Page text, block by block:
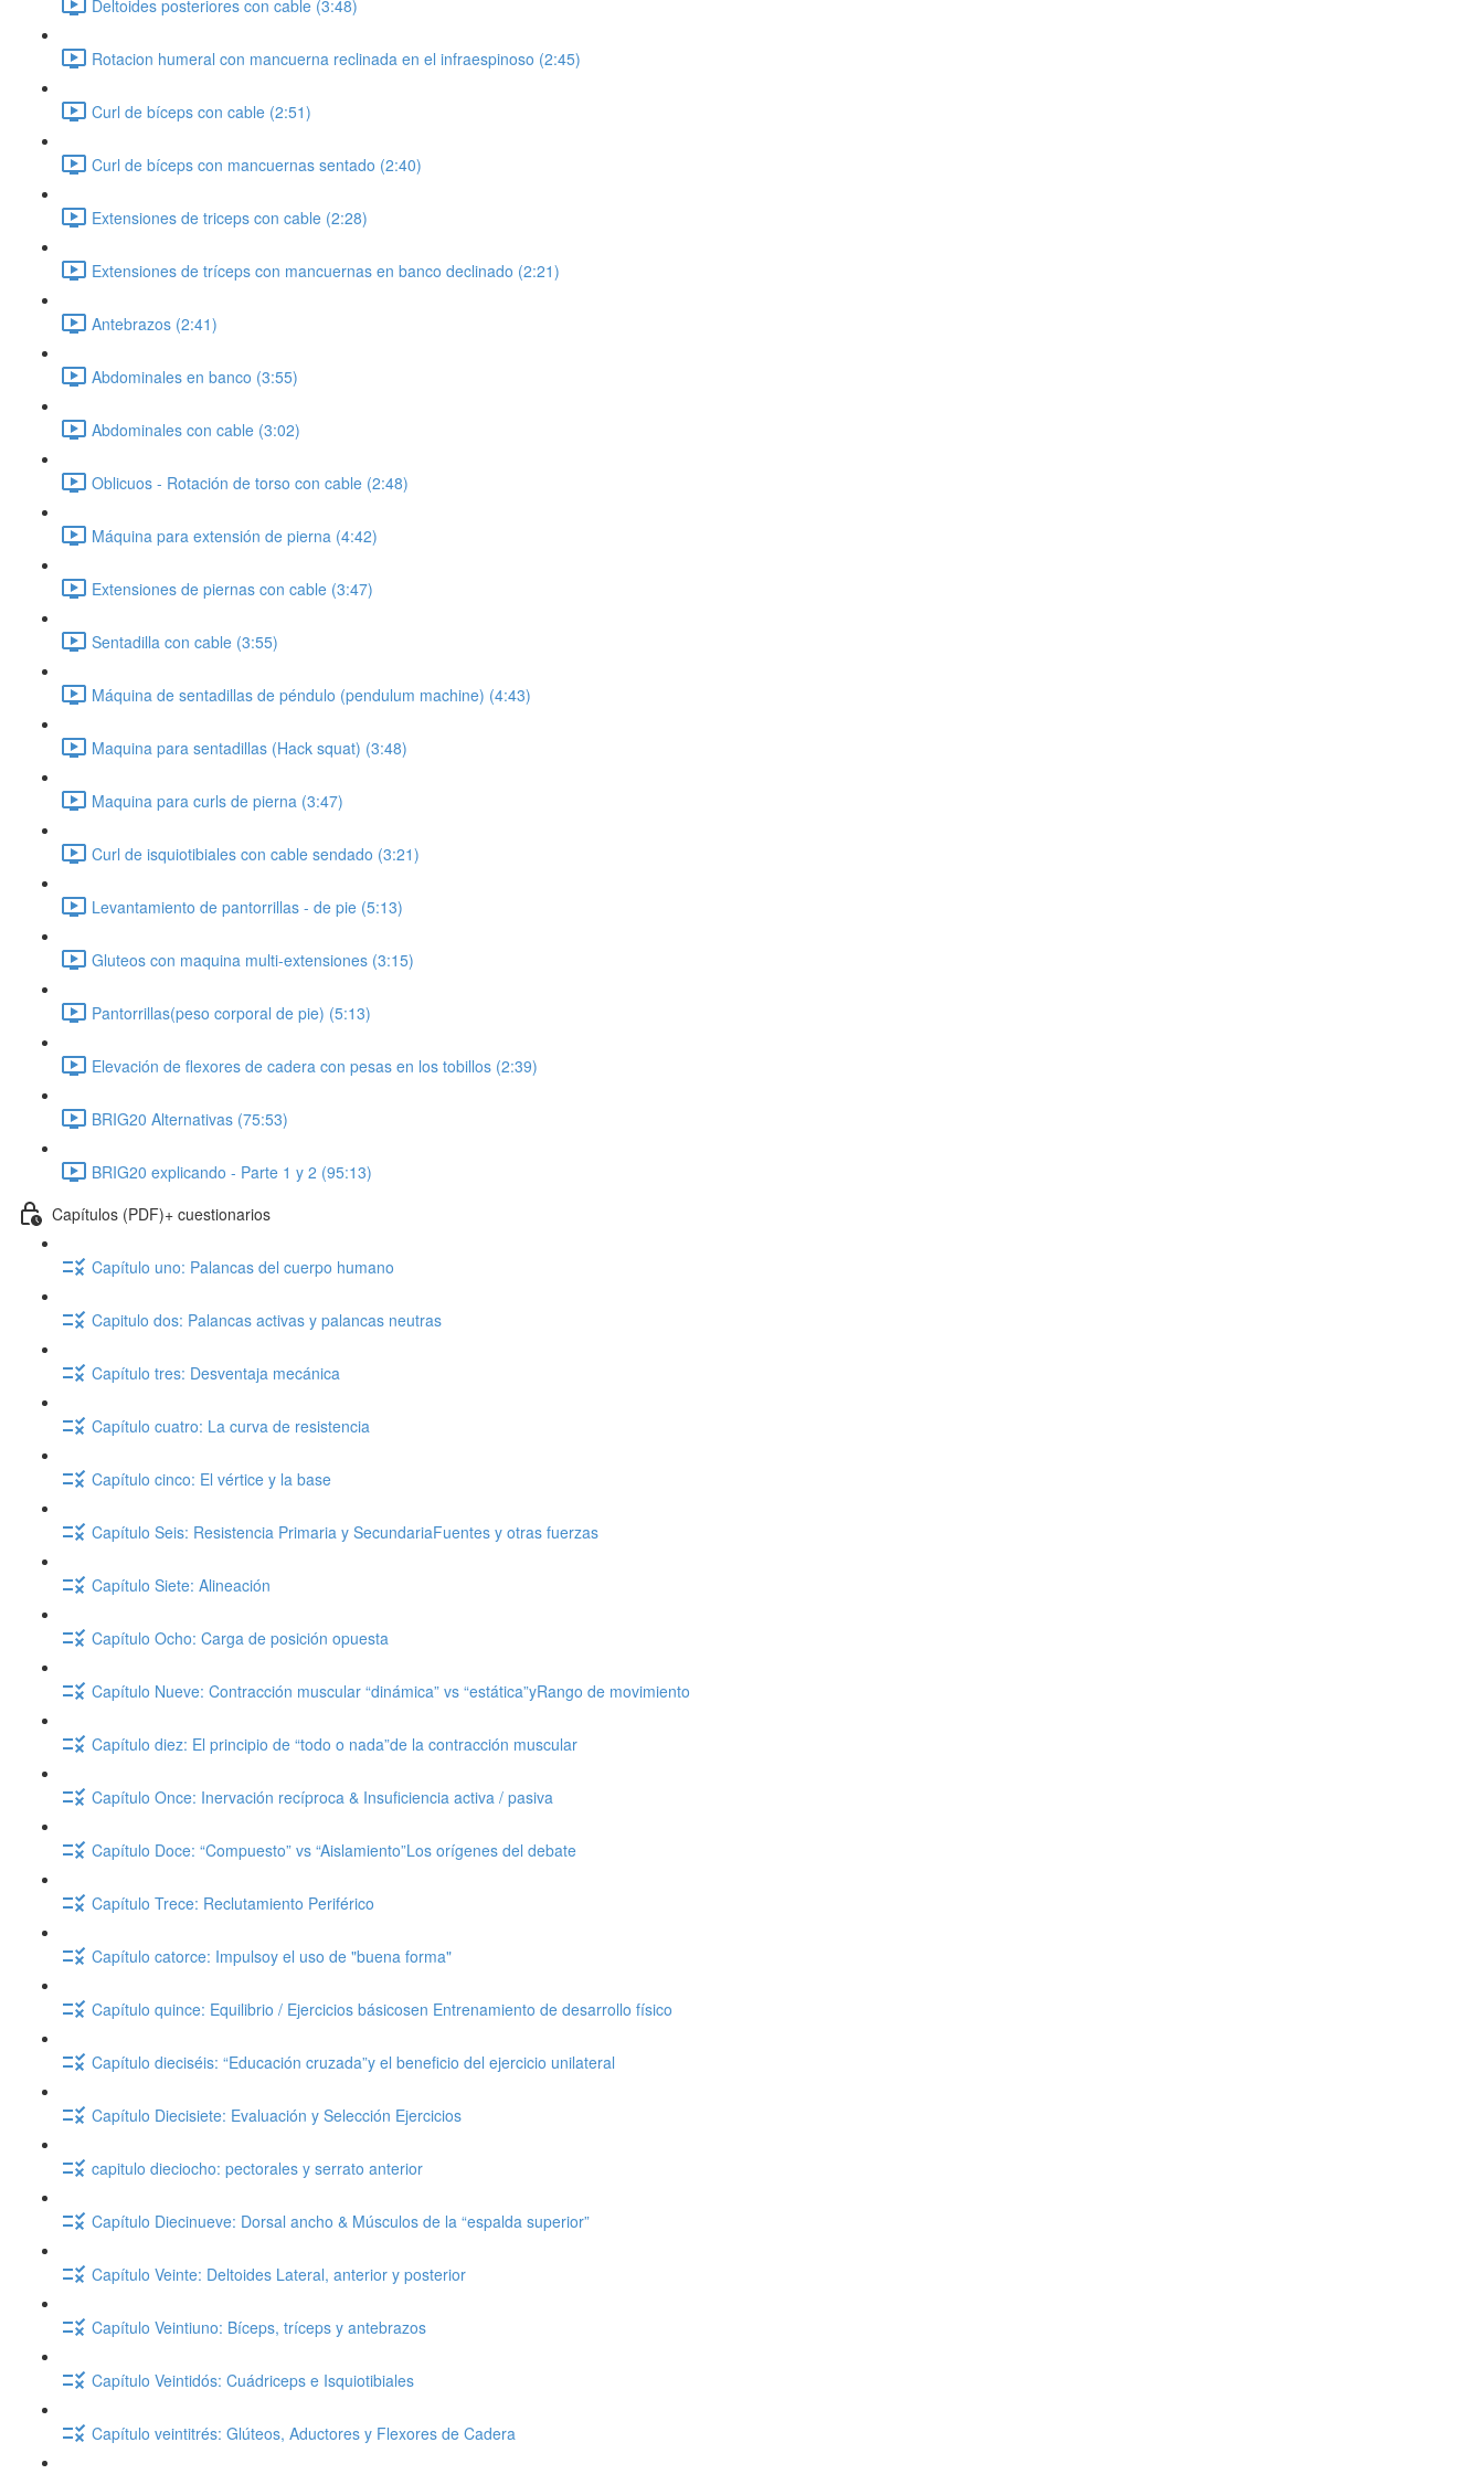
Deltoides posteriores con cable (3:48)
Rotacion humeral con mancuerna reclinada en el infraespinoso (2:45)
Curl de bíceps con cable (2:51)
Curl de bíceps con mancuernas sentado (2:40)
Extensiones de triceps con cable (2:28)
Extensiones de tríceps con mancuernas en banco declinado (2:21)
Antebrazos (2:41)
Abdominales en banco (3:55)
Abdominales con cable (3:02)
Oblicuos - Rotación de torso con cable (2:48)
Máquina para extensión de pierna (4:42)
Extensiones de piernas con cable (3:47)
Sentadilla con cable (3:55)
Máquina de sentadillas de péndulo (pendulum machine) (4:43)
Maquina para sentadillas (Hack squat) (3:48)
Maquina para curls de pierna (3:47)
Curl de isquiotibiales con cable sendado (3:21)
Levantamiento de pantorrillas - de pie (5:13)
Gluteos con maquina multi-extensiones (3:15)
Pantorrillas(peso corporal de pie) (5:13)
Elevación de flexores de cadera con pesas en los tobillos (2:39)
BRIG20 Alternativas (75:53)
BRIG20 explicando - Parte 1 y 2 (95:13)
Capítulos (PDF)+ cuestionarios
Capítulo uno: Palancas del cuerpo humano
Capitulo dos: Palancas activas y palancas neutras
Capítulo tres: Desventaja mecánica
Capítulo cuatro: La curva de resistencia
Capítulo cinco: El vértice y la base
Capítulo Seis: Resistencia Primaria y SecundariaFuentes y otras fuerzas
Capítulo Siete: Alineación
Capítulo Ocho: Carga de posición opuesta
Capítulo Nueve: Contracción muscular “dinámica” vs “estática”yRango de movimiento
Capítulo diez: El principio de “todo o nada”de la contracción muscular
Capítulo Once: Inervación recíproca & Insuficiencia activa / pasiva
Capítulo Doce: “Compuesto” vs “Aislamiento”Los orígenes del debate
Capítulo Trece: Reclutamiento Periférico
Capítulo catorce: Impulsoy el uso de "buena forma"
Capítulo quince: Equilibrio / Ejercicios básicosen Entrenamiento de desarrollo físico
Capítulo dieciséis: “Educación cruzada”y el beneficio del ejercicio unilateral
Capítulo Diecisiete: Evaluación y Selección Ejercicios
capitulo dieciocho: pectorales y serrato anterior
Capítulo Diecinueve: Dorsal ancho & Músculos de la “espalda superior”
Capítulo Veinte: Deltoides Lateral, anterior y posterior
Capítulo Veintiuno: Bíceps, tríceps y antebrazos
Capítulo Veintidós: Cuádriceps e Isquiotibiales
Capítulo veintitrés: Glúteos, Aductores y Flexores de Cadera